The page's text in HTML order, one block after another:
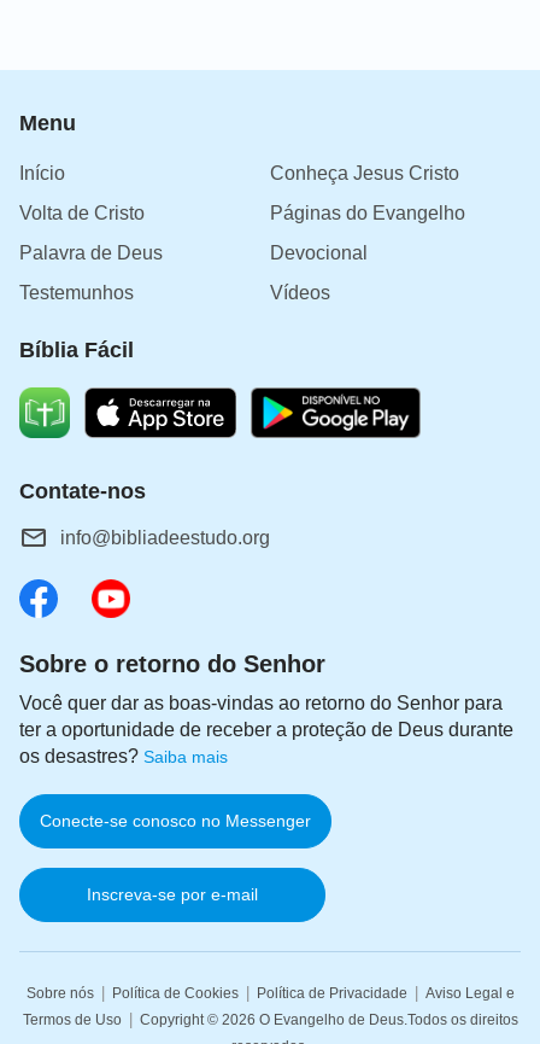
Menu
Início
Conheça Jesus Cristo
Volta de Cristo
Páginas do Evangelho
Palavra de Deus
Devocional
Testemunhos
Vídeos
Bíblia Fácil
Contate-nos
info@bibliadeestudo.org
Sobre o retorno do Senhor
Você quer dar as boas-vindas ao retorno do Senhor para
ter a oportunidade de receber a proteção de Deus durante
os desastres? Saiba mais
Conecte-se conosco no Messenger
Inscreva-se por e-mail
Sobre nós Política de Cookies Política de Privacidade
Aviso Legal e
Termos de Uso
Copyright © 2026 O Evangelho de Deus.Todos os direitos